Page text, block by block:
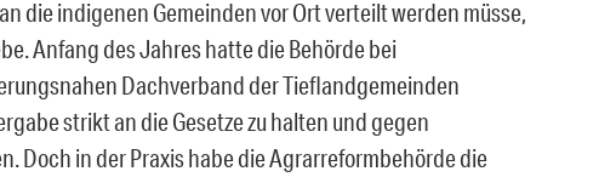
die indigenen Gemeinden vor Ort verteilt werden müsse,
Anfang des Jahres hatte die Behörde bei
Dachverband der Tieflandgemeinden
strikt an die Gesetze zu halten und gegen
Doch in der Praxis habe die Agrarreformbehörde die